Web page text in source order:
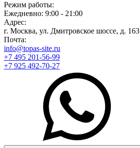
Режим работы:
Ежедневно: 9:00 - 21:00
Адрес:
г. Москва, ул. Дмитровское шоссе, д. 163
Почта:
info@topas-site.ru
+7 495 201-56-99
+7 925 492-70-27